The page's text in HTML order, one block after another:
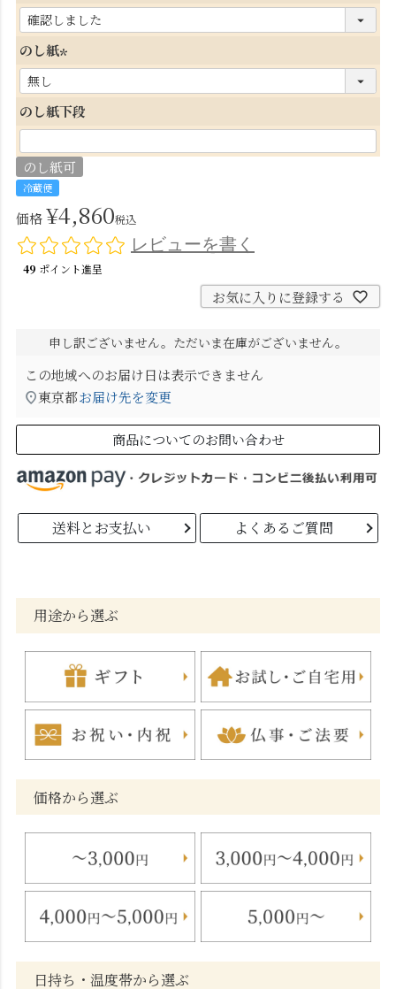
必
のし紙
必
須
のし紙下段
のし紙可
冷蔵便
価格¥4,860税込
レビューを書く
49 ポイント進呈
お気に入りに登録する
申し訳ございません。ただいま在庫がございません。
この地域へのお届け日は表示できません
東京都お届け先を変更
商品についてのお問い合わせ
送料とお支払い よくあるご質問
用途から選ぶ
価格から選ぶ
日持ち・温度帯から選ぶ